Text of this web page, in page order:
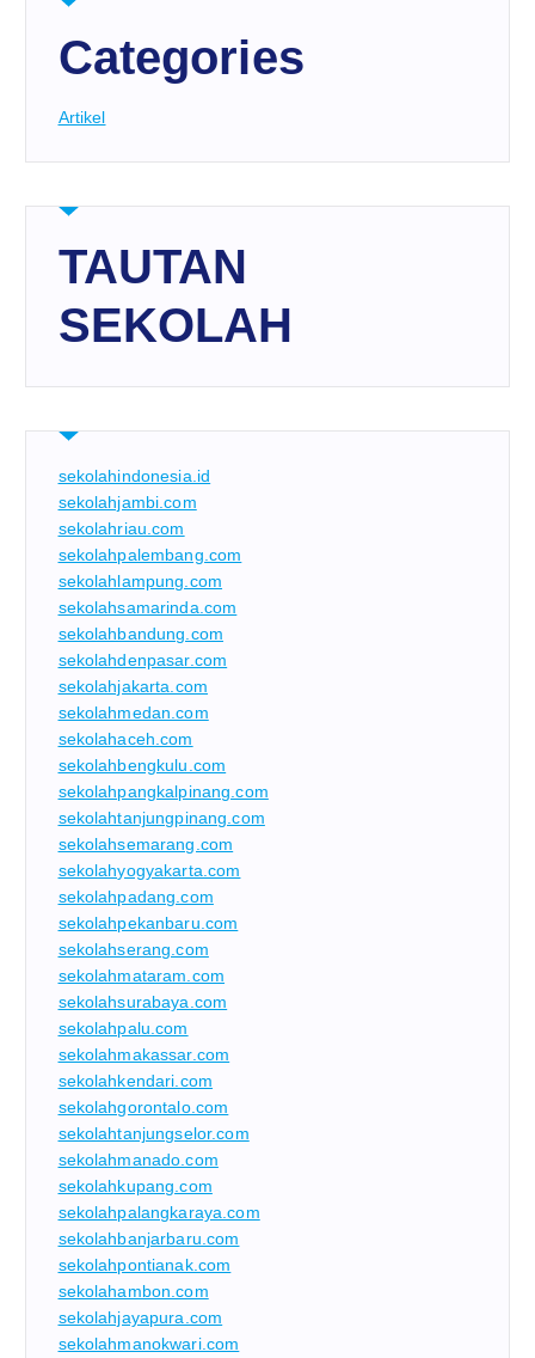
Categories
Artikel
TAUTAN
SEKOLAH
sekolahindonesia.id
sekolahjambi.com
sekolahriau.com
sekolahpalembang.com
sekolahlampung.com
sekolahsamarinda.com
sekolahbandung.com
sekolahdenpasar.com
sekolahjakarta.com
sekolahmedan.com
sekolahaceh.com
sekolahbengkulu.com
sekolahpangkalpinang.com
sekolahtanjungpinang.com
sekolahsemarang.com
sekolahyogyakarta.com
sekolahpadang.com
sekolahpekanbaru.com
sekolahserang.com
sekolahmataram.com
sekolahsurabaya.com
sekolahpalu.com
sekolahmakassar.com
sekolahkendari.com
sekolahgorontalo.com
sekolahtanjungselor.com
sekolahmanado.com
sekolahkupang.com
sekolahpalangkaraya.com
sekolahbanjarbaru.com
sekolahpontianak.com
sekolahambon.com
sekolahjayapura.com
sekolahmanokwari.com